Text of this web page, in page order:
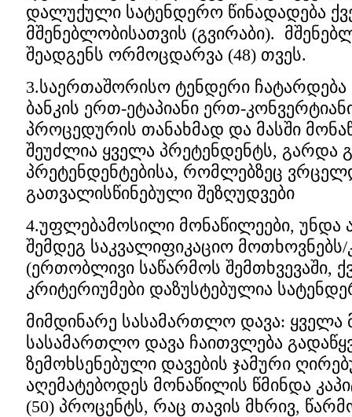
დალუქული სატენდერო წინადადება
მშენებლობისათვის (გვირაბი).
შეადგენს ორმოცდარვა (48) თვეს.
3.საერთაშორისო ტენდერი ჩატარდება
ბანკის ერთ-ეტაპიანი ერთ-
პროცედურის თანახმად და მასში
შეუძლია ყველა პრეტენდენტს, გარდა
პრეტენდენტებისა, რომლებზეც
გათვალისწინებული შეზღუდვები
4.უფლებამოსილი მონაწილეები, უნდა
შემდეგ საკვალიფიკაციო მოთხოვნებს/
(ერთობლივი საწარმოს შემთხვევაში,
კრიტერიუმები დაზუსტებულია
მიმდინარე სასამართლო დავა: ყველა
სასამართლო დავა ჩაითვლება
ზემოხსენებული დავების ჯამური
აღემატებოდეს მონაწილის წმინდა
(50) პროცენტს, რაც თავის მხრივ,